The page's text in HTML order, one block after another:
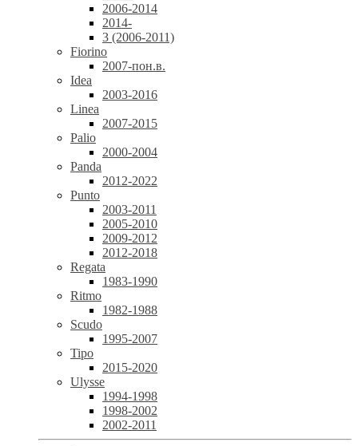
2006-2014
2014-
3 (2006-2011)
Fiorino
2007-пон.в.
Idea
2003-2016
Linea
2007-2015
Palio
2000-2004
Panda
2012-2022
Punto
2003-2011
2005-2010
2009-2012
2012-2018
Regata
1983-1990
Ritmo
1982-1988
Scudo
1995-2007
Tipo
2015-2020
Ulysse
1994-1998
1998-2002
2002-2011